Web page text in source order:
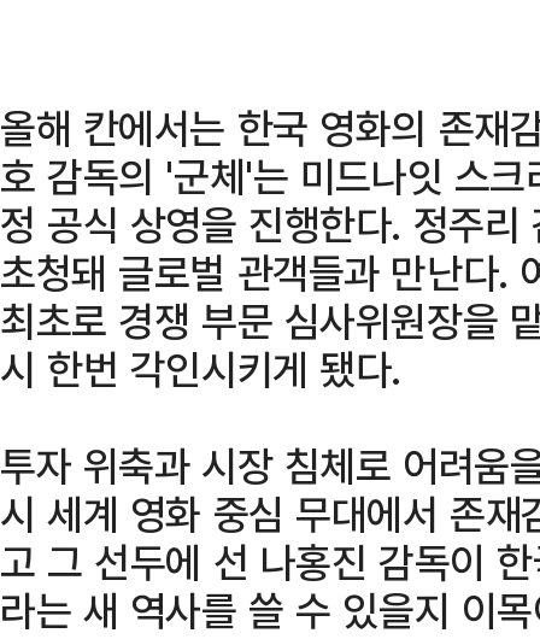
올해 칸에서는 한국 영화의 존재
호 감독의 '군체'는 미드나잇 스
정 공식 상영을 진행한다. 정주
초청돼 글로벌 관객들과 만난다.
최초로 경쟁 부문 심사위원장을
시 한번 각인시키게 됐다.
투자 위축과 시장 침체로 어려움
시 세계 영화 중심 무대에서 존
고 그 선두에 선 나홍진 감독이
라는 새 역사를 쓸 수 있을지 이